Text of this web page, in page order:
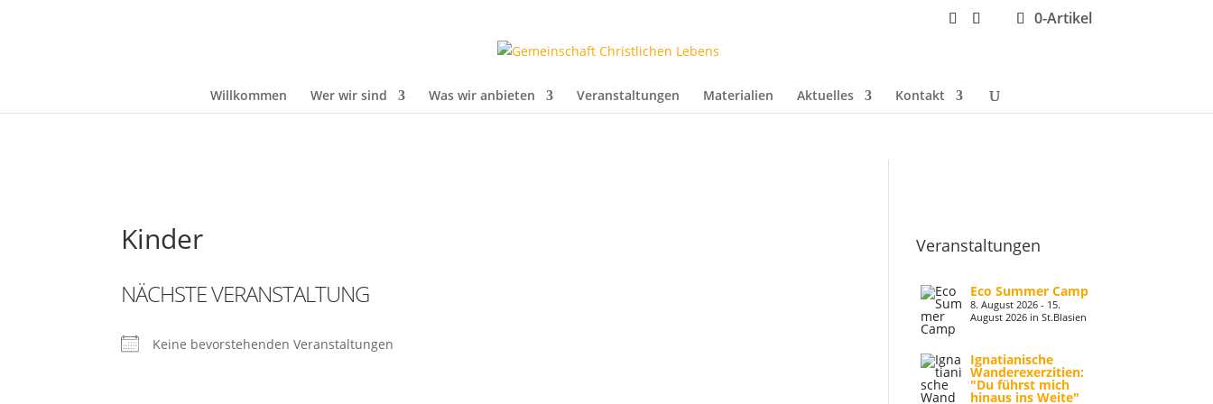
0-Artikel
Willkommen Wer wir sind Was wir anbieten Veranstaltungen Materialien Aktuelles Kontakt
Kinder
NÄCHSTE VERANSTALTUNG
Keine bevorstehenden Veranstaltungen
Veranstaltungen
Eco Summer Camp
8. August 2026 - 15.
August 2026 in St.Blasien
Ignatianische
Wanderexerzitien:
"Du führst mich
hinaus ins Weite"